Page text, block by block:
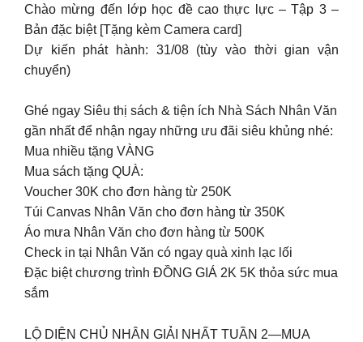
Chào mừng đến lớp học đề cao thực lực – Tập 3 –
Bản đặc biệt [Tặng kèm Camera card]
Dự kiến phát hành: 31/08 (tùy vào thời gian vận
chuyển)
Ghé ngay Siêu thị sách & tiện ích Nhà Sách Nhân Văn
gần nhất để nhận ngay những ưu đãi siêu khủng nhé:
Mua nhiều tặng VÀNG
Mua sách tặng QUÀ:
Voucher 30K cho đơn hàng từ 250K
Túi Canvas Nhân Văn cho đơn hàng từ 350K
Áo mưa Nhân Văn cho đơn hàng từ 500K
Check in tại Nhân Văn có ngay quà xinh lạc lối
Đặc biệt chương trình ĐỒNG GIÁ 2K 5K thỏa sức mua
sắm
LỘ DIỆN CHỦ NHÂN GIẢI NHẤT TUẦN 2—MUA